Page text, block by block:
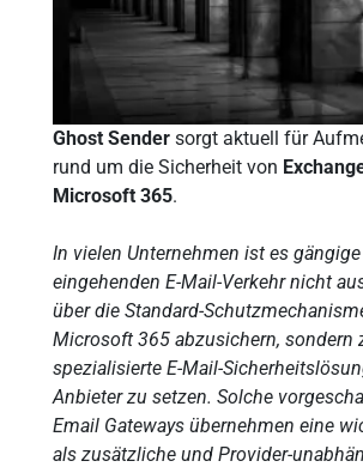
Ghost Sendersorgt aktuell für
rund um die Sicherheit von
Microsoft 365.
In vielen Unternehmen ist es
eingehenden E-Mail-Verkehr nicht
über die Standard-
Microsoft 365 abzusichern, sondern
spezialisierte E-Mail-
Anbieter zu setzen. Solche
Email Gateways übernehmen eine
als zusätzliche und Provider-